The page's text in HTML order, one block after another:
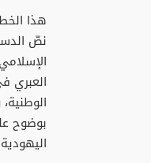
نصّ
العبري
بوضوح